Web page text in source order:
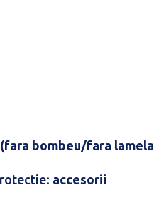
(fara bombeu/fara lamela
accesorii